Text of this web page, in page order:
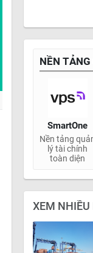
NỀN
SmartOne
Nền tảng
lý tài chính
toàn diện
XEM